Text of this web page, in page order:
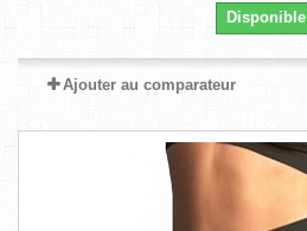
Disponible
Ajouter au comparateur